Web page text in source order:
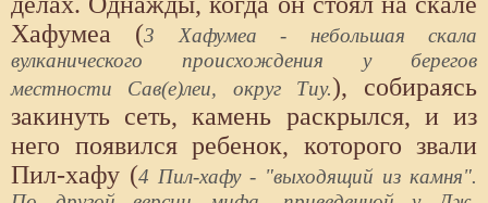
Хафумеа (3 Хафумеа - небольшая скала
вулканического происхождения у берегов
местности Сав(е)леи, округ Тиу.), собираясь
закинуть сеть, камень раскрылся, и из
него появился ребенок, которого звали
Пил-хафу (4 Пил-хафу - "выходящий из камня".